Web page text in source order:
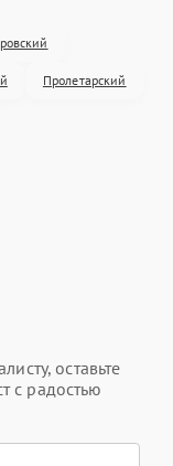
Пролетарский
оставьте
с радостью